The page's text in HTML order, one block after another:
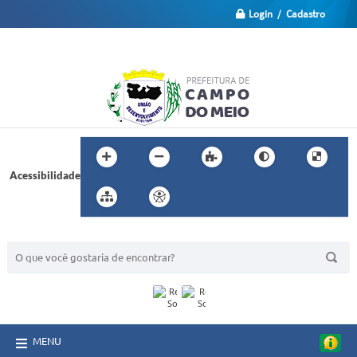
Login / Cadastro
Acessibilidade
MENU